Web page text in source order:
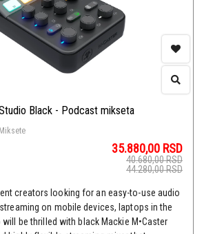
Black - Podcast mikseta
35.880,00 RSD
40.680,00RSD
44.280,00RSD
creators looking for an easy-to-use audio
on mobile devices, laptops in the
be thrilled with black Mackie M•Caster